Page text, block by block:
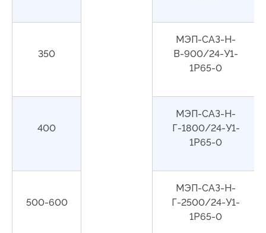
350
МЭП-САЗ-Н-
В-900/24-У1-
1Р65-0
400
МЭП-САЗ-Н-
Г-1800/24-У1-
1Р65-0
500-600
МЭП-САЗ-Н-
Г-2500/24-У1-
1Р65-0